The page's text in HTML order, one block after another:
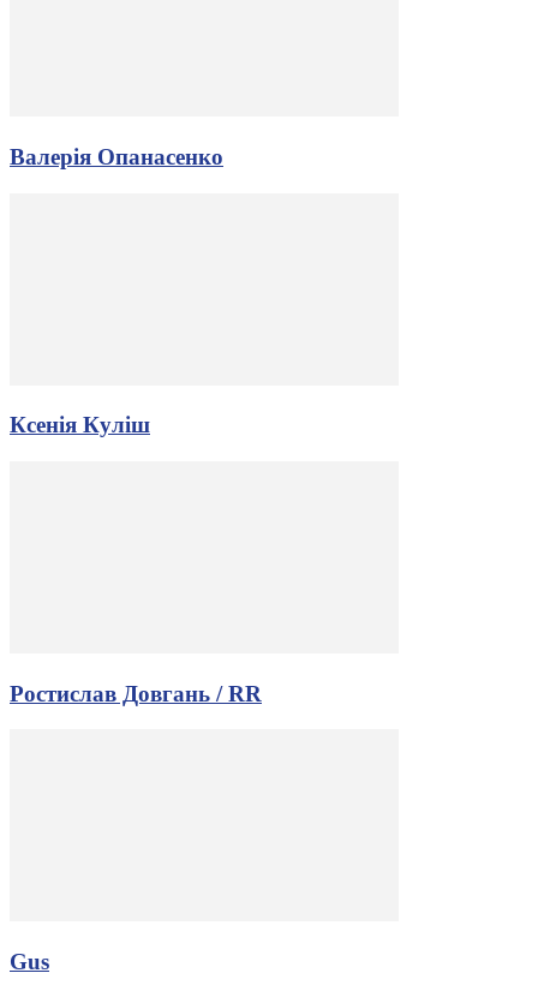
Валерія Опанасенко
Ксенія Куліш
Ростислав Довгань / RR
Gus